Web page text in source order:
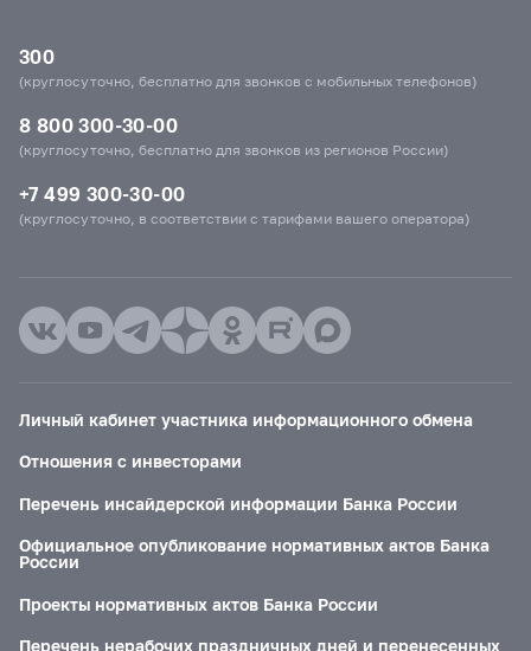
300
(круглосуточно, бесплатно для звонков с мобильных телефонов)
8 800 300-30-00
(круглосуточно, бесплатно для звонков из регионов России)
+7 499 300-30-00
(круглосуточно, в соответствии с тарифами вашего оператора)
Личный кабинет участника информационного обмена
Отношения с инвесторами
Перечень инсайдерской информации Банка России
Официальное опубликование нормативных актов Банка
России
Проекты нормативных актов Банка России
Перечень нерабочих праздничных дней и перенесенных